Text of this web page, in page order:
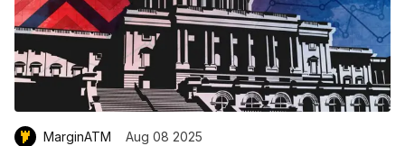
MarginATM Aug 08 2025